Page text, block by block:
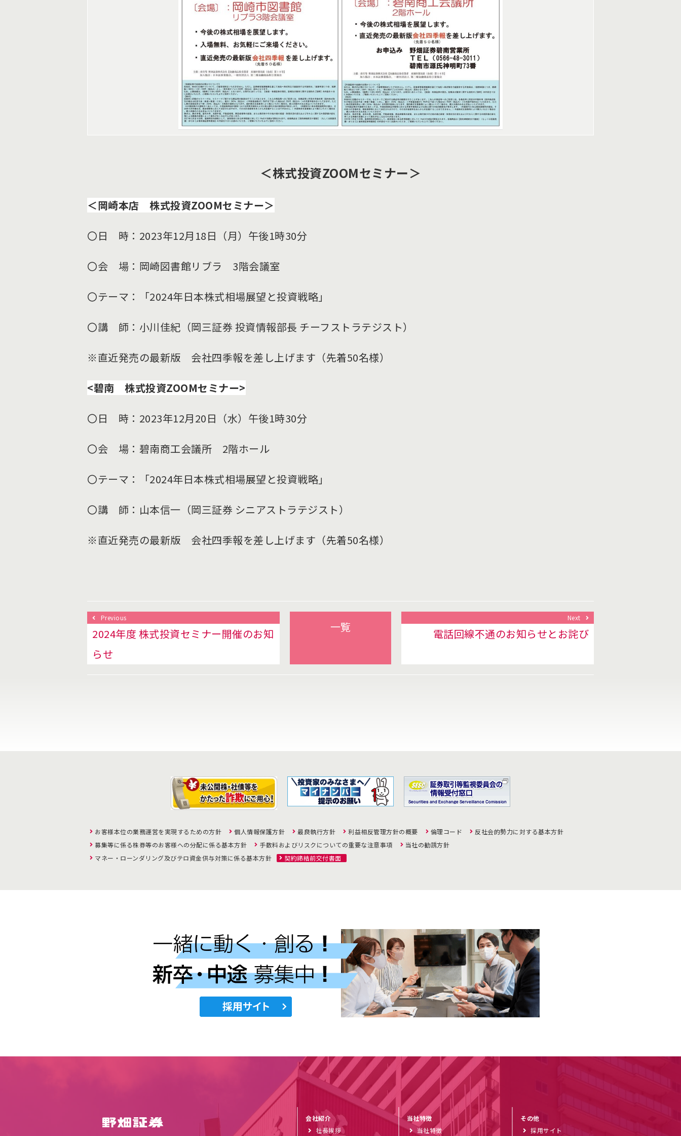
＜株式投資ZOOMセミナー＞
＜岡崎本店 株式投資ZOOMセミナー＞
〇日 時：2023年12月18日（月）午後1時30分
〇会 場：岡崎図書館リブラ 3階会議室
〇テーマ：「2024年日本株式相場展望と投資戦略」
〇講 師：小川佳紀（岡三証券 投資情報部長 チーフストラテジスト）
※直近発売の最新版 会社四季報を差し上げます（先着50名様）
<碧南 株式投資ZOOMセミナー>
〇日 時：2023年12月20日（水）午後1時30分
〇会 場：碧南商工会議所 2階ホール
〇テーマ：「2024年日本株式相場展望と投資戦略」
〇講 師：山本信一（岡三証券 シニアストラテジスト）
※直近発売の最新版 会社四季報を差し上げます（先着50名様）
Previous
2024年度 株式投資セミナー開催のお知
らせ
一覧
Next
電話回線不通のお知らせとお詫び
お客様本位の業務運営を実現するための方針 個人情報保護方針 最良執行方針 利益相反管理方針の概要 倫理コード
反社会的勢力に対する基本方針
募集等に係る株券等のお客様への分配に係る基本方針
手数料およびリスクについての重要な注意事項
当社の勧誘方針
マネー・ローンダリング及びテロ資金供与対策に係る基本方針
契約締結前交付書面
会社紹介
社長挨拶
当社特徴
当社特徴
その他
採用サイト